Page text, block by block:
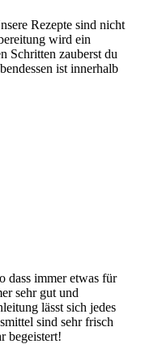
Rezepte sind nicht
wird ein
Schritten zauberst du
ist innerhalb
dass immer etwas für
sehr gut und
lässt sich jedes
sind sehr frisch
begeistert!